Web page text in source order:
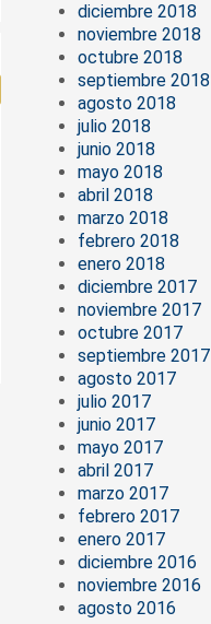
diciembre 2018
noviembre 2018
octubre 2018
septiembre 2018
agosto 2018
julio 2018
junio 2018
mayo 2018
abril 2018
marzo 2018
febrero 2018
enero 2018
diciembre 2017
noviembre 2017
octubre 2017
septiembre 2017
agosto 2017
julio 2017
junio 2017
mayo 2017
abril 2017
marzo 2017
febrero 2017
enero 2017
diciembre 2016
noviembre 2016
agosto 2016